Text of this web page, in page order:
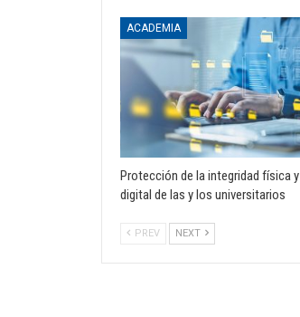
ACADEMIA
Protección de la integridad física y
digital de las y los universitarios
PREV NEXT